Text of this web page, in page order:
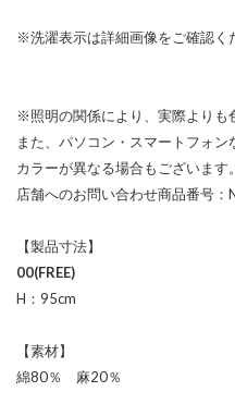
※洗濯表示は詳細画像をご確認く
※照明の関係により、実際よりも
また、パソコン・スマートフォ
カラーが異なる場合もございます。
店舗へのお問い合わせ商品番号
【製品寸法】
00(FREE)
H：95cm
【素材】
綿80％ 麻20％